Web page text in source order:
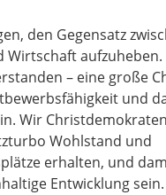
den Gegensatz
Wirtschaft
– eine große
und
Wir
Wohlstand und
erhalten, und
Entwicklung sein.